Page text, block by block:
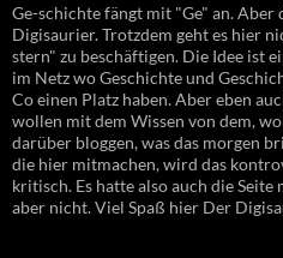
Ge-schichte fängt mit "Ge" an. Aber
Digisaurier. Trotzdem geht es hier
stern" zu beschäftigen. Die Idee ist
im Netz wo Geschichte und
Co einen Platz haben. Aber eben
wollen mit dem Wissen von dem,
darüber bloggen, was das morgen
die hier mitmachen, wird das
kritisch. Es hatte also auch die
aber nicht. Viel Spaß hier Der